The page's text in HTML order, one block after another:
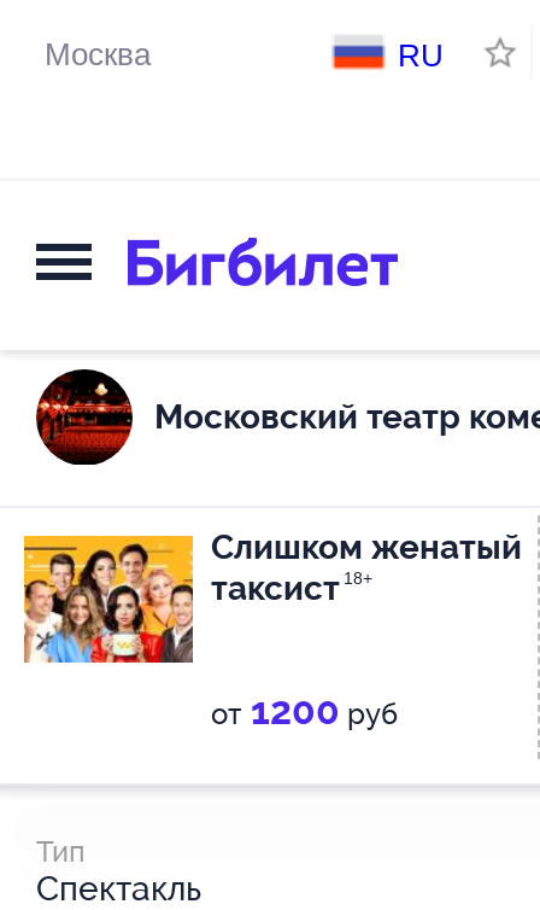
RU
Московский театр
Слишком женатый
таксист 18+
от 1200 руб
Тип
Спектакль